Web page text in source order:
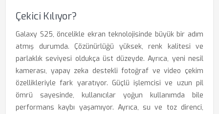
Çekici Kılıyor?
Galaxy S25, öncelikle ekran teknolojisinde büyük bir adım
atmış durumda. Çözünürlüğü yüksek, renk kalitesi ve
parlaklık seviyesi oldukça üst düzeyde. Ayrıca, yeni nesil
kamerası, yapay zeka destekli fotoğraf ve video çekim
özellikleriyle fark yaratıyor. Güçlü işlemcisi ve uzun pil
ömrü sayesinde, kullanıcılar yoğun kullanımda bile
performans kaybı yaşamıyor. Ayrıca, su ve toz direnci,